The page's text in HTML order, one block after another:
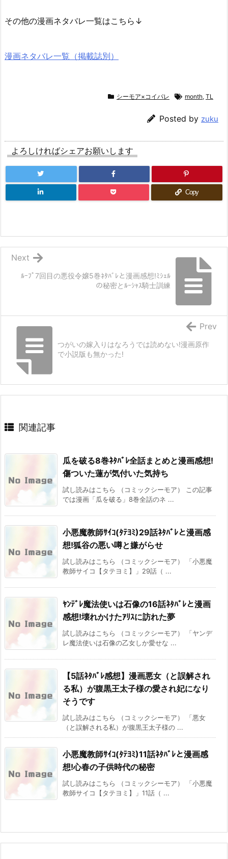
その他の漫画ネタバレ一覧はこちら↓
漫画ネタバレ一覧（掲載誌別）
シーモア×コイパレ month, TL
Posted by zuku
よろしければシェアお願いします
Copy
ﾙｰﾌﾟ7回目の悪役令嬢5巻ﾈﾀﾊﾞﾚと漫画感想!ﾐｼｪﾙ
の秘密とﾙｰｼｬｽ騎士訓練
Next
つがいの嫁入りはなろうでは読めない!漫画原作
で小説版も無かった!
Prev
関連記事
瓜を破る8巻ﾈﾀﾊﾞﾚ全話まとめと漫画感想!
傷ついた蓮が気付いた気持ち
試し読みはこちら （コミックシーモア） この記事
では漫画「瓜を破る」8巻全話のネ ...
小悪魔教師ｻｲｺ(ﾀﾃﾖﾐ)29話ﾈﾀﾊﾞﾚと漫画感
想!狐谷の悪い噂と嫌がらせ
試し読みはこちら （コミックシーモア） 「小悪魔
教師サイコ【タテヨミ】」29話（ ...
ﾔﾝﾃﾞﾚ魔法使いは石像の16話ﾈﾀﾊﾞﾚと漫画
感想!壊れかけたｱﾘｽに訪れた夢
試し読みはこちら （コミックシーモア） 「ヤンデ
レ魔法使いは石像の乙女しか愛せな ...
【5話ﾈﾀﾊﾞﾚ感想】漫画悪女（と誤解され
る私）が腹黒王太子様の愛され妃になり
そうです
試し読みはこちら （コミックシーモア） 「悪女
（と誤解される私）が腹黒王太子様の ...
小悪魔教師ｻｲｺ(ﾀﾃﾖﾐ)11話ﾈﾀﾊﾞﾚと漫画感
想!心春の子供時代の秘密
試し読みはこちら （コミックシーモア） 「小悪魔
教師サイコ【タテヨミ】」11話（ ...